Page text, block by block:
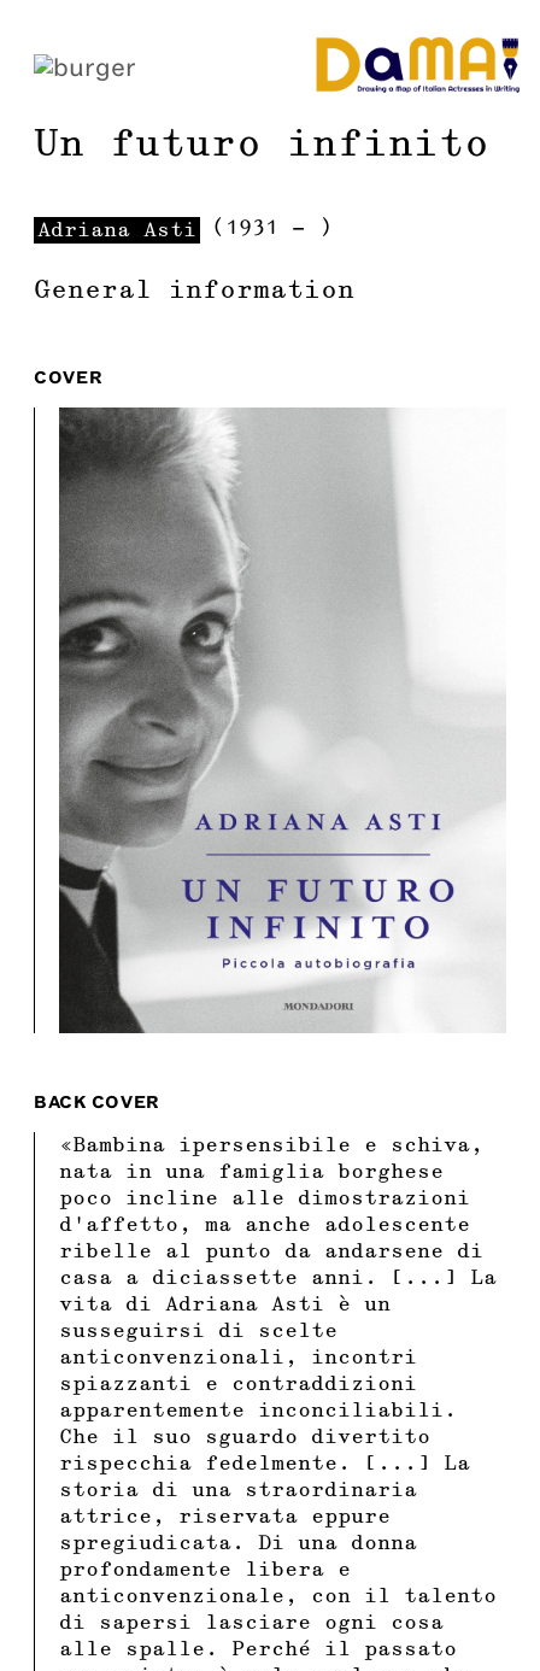
Un futuro infinito
Adriana Asti ( 1931 - )
General information
COVER
BACK COVER
«Bambina ipersensibile e schiva,
nata in una famiglia borghese
poco incline alle dimostrazioni
d’affetto, ma anche adolescente
ribelle al punto da andarsene di
casa a diciassette anni. [...] La
vita di Adriana Asti è un
susseguirsi di scelte
anticonvenzionali, incontri
spiazzanti e contraddizioni
apparentemente inconciliabili.
Che il suo sguardo divertito
rispecchia fedelmente. [...] La
storia di una straordinaria
attrice, riservata eppure
spregiudicata. Di una donna
profondamente libera e
anticonvenzionale, con il talento
di sapersi lasciare ogni cosa
alle spalle. Perché il passato